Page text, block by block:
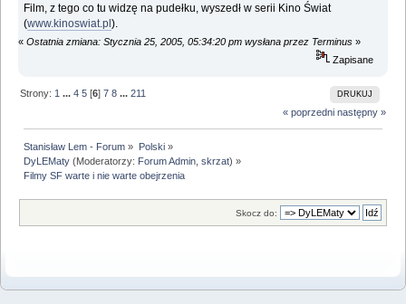
Film, z tego co tu widzę na pudełku, wyszedł w serii Kino Świat
(www.kinoswiat.pl).
« Ostatnia zmiana: Stycznia 25, 2005, 05:34:20 pm wysłana przez Terminus »
Zapisane
DRUKUJ
Strony: 1 ...4 5 [6]7 8 ...211
« poprzedni następny »
Stanisław Lem - Forum » Polski»
DyLEMaty (Moderatorzy: Forum Admin ,skrzat) »
Filmy SF warte i nie warte obejrzenia
Skocz do: